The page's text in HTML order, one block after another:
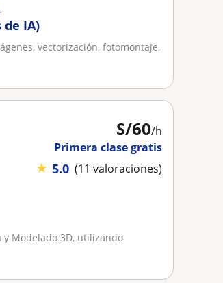
IA)
vectorización, fotomontaje,
S/60/h
Primera clase gratis
★ 5.0 (11 valoraciones)
Modelado 3D, utilizando